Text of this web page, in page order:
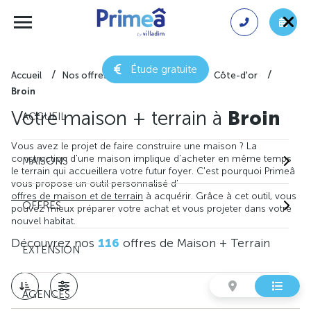
Étude gratuite
ACCUEIL
MAISONS
OFFRES
EXTENSION
AGENCES
Accueil Nos offres de maison + terrain
Côte-d'or
Broin
Votre maison + terrain à Broin
Vous avez le projet de faire construire une maison ? La
construction d'une maison implique d'acheter en même temps
le terrain qui accueillera votre futur foyer. C'est pourquoi Primeâ
vous propose un outil personnalisé d'
offres de maison et de terrain à acquérir. Grâce à cet outil, vous
pouvez mieux préparer votre achat et vous projeter dans votre
nouvel habitat.
Découvrez nos 116 offres de Maison + Terrain